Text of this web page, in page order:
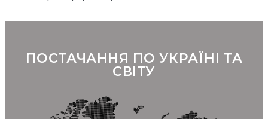
ПОСТАЧАННЯ ПО УКРАЇНІ ТА
СВІТУ